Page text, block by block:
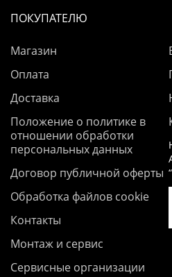
ПОКУПАТЕЛЮ
Магазин
Оплата
Доставка
Положение о политике в
отношении обработки
персональных данных
Договор публичной оферты
Обработка файлов cookie
Контакты
Монтаж и сервис
Сервисные организации